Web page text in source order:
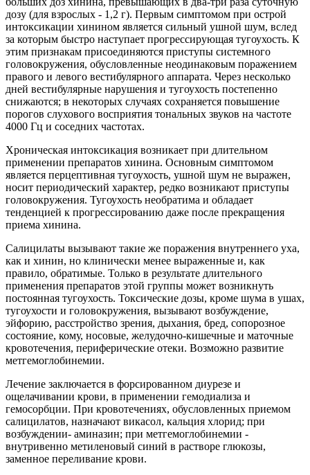
дозу (для взрослых - 1,2 г). Первым симптомом при острой
интоксикации хинином является сильный ушной шум, вслед
за которым быстро наступает прогрессирующая тугоухость. К
этим признакам присоединяются приступы системного
головокружения, обусловленные неодинаковым поражением
правого и левого вестибулярного аппарата. Через несколько
дней вестибулярные нарушения и тугоухость постепенно
снижаются; в некоторых случаях сохраняется повышение
порогов слухового восприятия тональных звуков на частоте
4000 Гц и соседних частотах.
Хроническая интоксикация возникает при длительном
применении препаратов хинина. Основным симптомом
является перцептивная тугоухость, ушной шум не выражен,
носит периодический характер, редко возникают приступы
головокружения. Тугоухость необратима и обладает
тенденцией к прогрессированию даже после прекращения
приема хинина.
Салицилаты вызывают такие же поражения внутреннего уха,
как и хинин, но клинически менее выраженные и, как
правило, обратимые. Только в результате длительного
применения препаратов этой группы может возникнуть
постоянная тугоухость. Токсические дозы, кроме шума в ушах,
тугоухости и головокружения, вызывают возбуждение,
эйфорию, расстройство зрения, дыхания, бред, сопорозное
состояние, кому, носовые, желудочно-кишечные и маточные
кровотечения, периферические отеки. Возможно развитие
метгемоглобинемии.
Лечение заключается в форсированном диурезе и
ощелачивании крови, в применении гемодиализа и
гемосорбции. При кровотечениях, обусловленных приемом
салицилатов, назначают викасол, кальция хлорид; при
возбуждении- аминазин; при метгемоглобинемии -
внутривенно метиленовый синий в растворе глюкозы,
заменное переливание крови.